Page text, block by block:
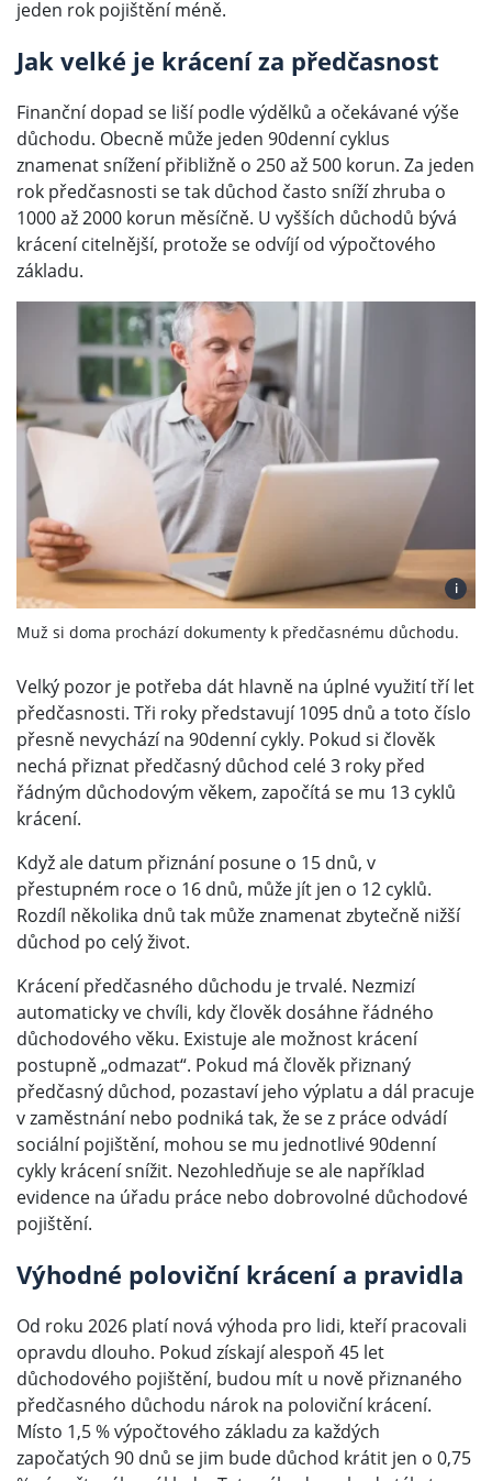
jeden rok pojištění méně.
Jak velké je krácení za předčasnost
Finanční dopad se liší podle výdělků a očekávané výše
důchodu. Obecně může jeden 90denní cyklus
znamenat snížení přibližně o 250 až 500 korun. Za jeden
rok předčasnosti se tak důchod často sníží zhruba o
1000 až 2000 korun měsíčně. U vyšších důchodů bývá
krácení citelnější, protože se odvíjí od výpočtového
základu.
i
Muž si doma prochází dokumenty k předčasnému důchodu.
Velký pozor je potřeba dát hlavně na úplné využití tří let
předčasnosti. Tři roky představují 1095 dnů a toto číslo
přesně nevychází na 90denní cykly. Pokud si člověk
nechá přiznat předčasný důchod celé 3 roky před
řádným důchodovým věkem, započítá se mu 13 cyklů
krácení.
Když ale datum přiznání posune o 15 dnů, v
přestupném roce o 16 dnů, může jít jen o 12 cyklů.
Rozdíl několika dnů tak může znamenat zbytečně nižší
důchod po celý život.
Krácení předčasného důchodu je trvalé. Nezmizí
automaticky ve chvíli, kdy člověk dosáhne řádného
důchodového věku. Existuje ale možnost krácení
postupně „odmazat“. Pokud má člověk přiznaný
předčasný důchod, pozastaví jeho výplatu a dál pracuje
v zaměstnání nebo podniká tak, že se z práce odvádí
sociální pojištění, mohou se mu jednotlivé 90denní
cykly krácení snížit. Nezohledňuje se ale například
evidence na úřadu práce nebo dobrovolné důchodové
pojištění.
Výhodné poloviční krácení a pravidla
Od roku 2026 platí nová výhoda pro lidi, kteří pracovali
opravdu dlouho. Pokud získají alespoň 45 let
důchodového pojištění, budou mít u nově přiznaného
předčasného důchodu nárok na poloviční krácení.
Místo 1,5 % výpočtového základu za každých
započatých 90 dnů se jim bude důchod krátit jen o 0,75